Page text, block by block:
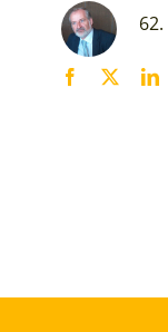
62.